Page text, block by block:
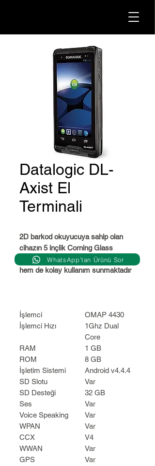
Datalogic DL-
Axist El
Terminali
2D barkod okuyucuya sahip olan
cihazın 5 inçlik Corning Glass
dokunmatik ekranı, hem sağlamlık
hem de kolay kullanım sunmaktadır
İşlemci
OMAP 4430
İşlemci Hızı
1Ghz Dual
Core
RAM
1 GB
ROM
8 GB
İşletim Sistemi
Android v4.4.4
SD Slotu
Var
SD Desteği
32 GB
Ses
Var
Voice Speaking
Var
WPAN
Var
CCX
V4
WWAN
Var
GPS
Var
WhatsApp’tan Ürünü Sor